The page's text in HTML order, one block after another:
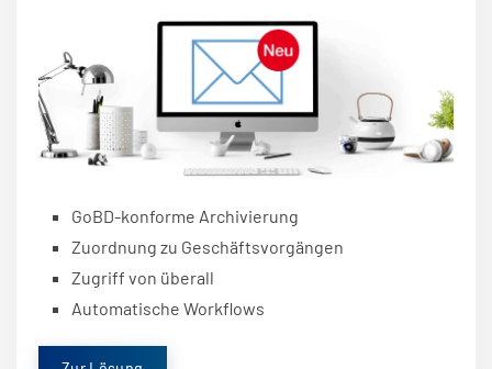
GoBD-konforme Archivierung
Zuordnung zu Geschäftsvorgängen
Zugriff von überall
Automatische Workflows